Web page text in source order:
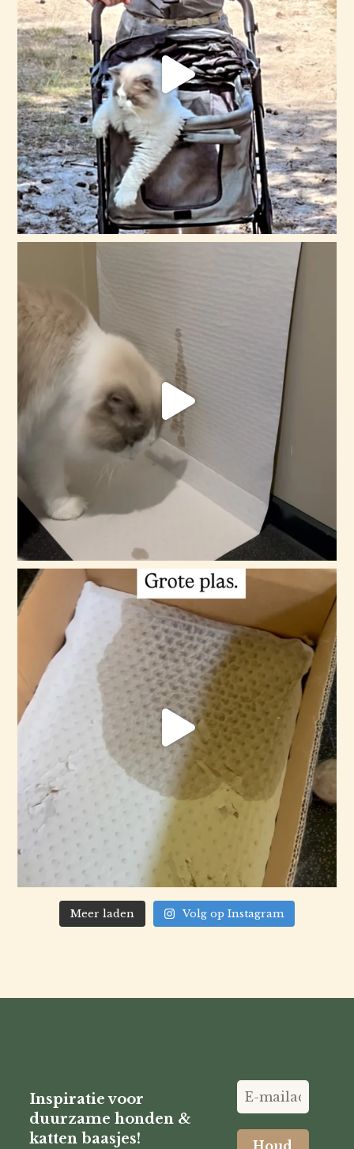
Meer laden Volg op Instagram
Inspiratie voor
duurzame honden &
katten baasjes!